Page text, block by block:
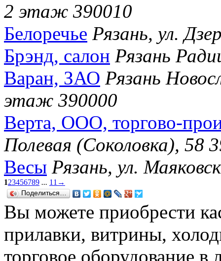
2 этаж 390010
Белоречье Рязань, ул.
Брэнд, салон Рязань
Варан, ЗАО Рязань
этаж 390000
Верта, ООО, торгово-
Полевая (Соколовка), 58
Весы Рязань, ул.
123456789 ... 11 →
Поделиться…
Вы можете приобрести
прилавки, витрины,
торговое оборудование